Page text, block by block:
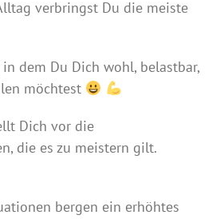
verbringst Du die meiste
dem Du Dich wohl, belastbar,
möchtest
Dich vor die
die es zu meistern gilt.
bergen ein erhöhtes